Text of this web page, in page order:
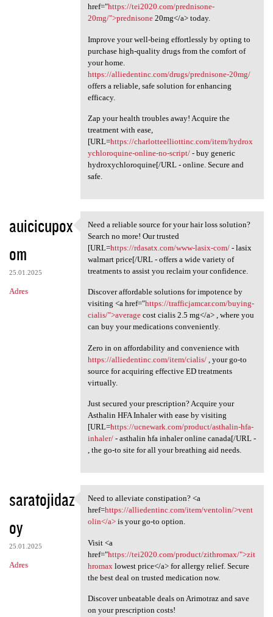
href="https://tei2020.com/prednisone-
20mg/">prednisone20mg</a> today.
Improve your well-being effortlessly by opting to
purchase high-quality drugs from the comfort of
your home.
https://alliedentinc.com/drugs/prednisone-20mg/
offers a reliable, safe solution for enhancing
efficacy.
Zap your health troubles away! Acquire the
treatment with ease,
[URL=https://charlotteelliottinc.com/item/hydrox
ychloroquine-online-no-script/- buy generic
hydroxychloroquine[/URL - online. Secure and
safe.
auicicupox
om
25.01.2025
Adres
Need a reliable source for
Need a reliable source for your hair loss solution?
Search no more! Our trusted
[URL=https://rdasatx.com/www-lasix-com/- lasix
walmart price[/URL - offers a wide variety of
treatments to assist you reclaim your confidence.
Discover affordable solutions for impotence by
visiting <a href="https://trafficjamcar.com/buying-
cialis/">averagecost cialis 2.5 mg</a> , where you
can buy your medications conveniently.
Zero in on affordability and convenience with
https://alliedentinc.com/item/cialis/, your go-to
source for acquiring effective ED treatments
virtually.
Just secured your prescription? Acquire your
Asthalin HFA Inhaler with ease by visiting
[URL=https://ucnewark.com/product/asthalin-hfa-
inhaler/- asthalin hfa inhaler online canada[/URL -
, the go-to site for all your breathing aid needs.
saratojidaz
oy
25.01.2025
Adres
Need to alleviate
Need to alleviate constipation? <a
href=https://alliedentinc.com/item/ventolin/>vent
olin</a>is your go-to option.
Visit <a
href="https://tei2020.com/product/zithromax/">zit
hromax lowest price</a> for allergy relief. Secure
the best deal on trusted medication now.
Discover unbeatable deals on Arimotraz and save
on your prescription costs!